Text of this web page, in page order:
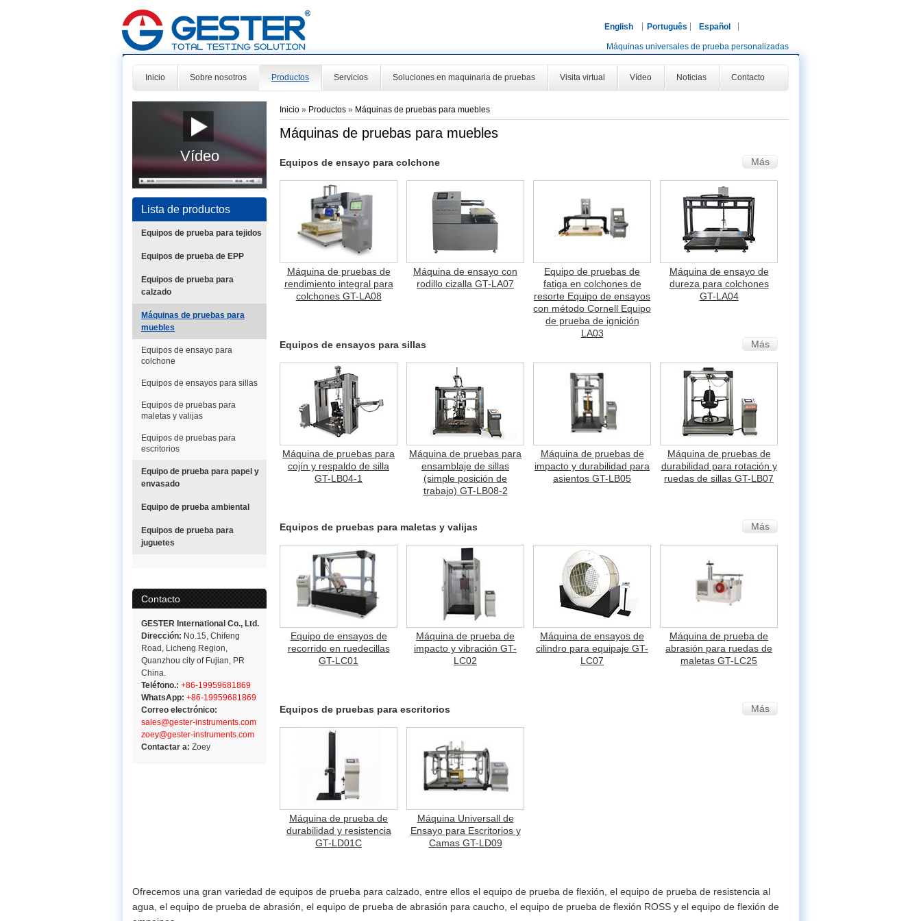
English Português Español
Máquinas universales de prueba personalizadas
Inicio Sobre nosotros Productos Servicios Soluciones en maquinaria de pruebas Visita virtual Vídeo Noticias Contacto
Vídeo
Lista de productos
Equipos de prueba para tejidos
Equipos de prueba de EPP
Equipos de prueba para
calzado
Máquinas de pruebas para
muebles
Equipos de ensayo para
colchone
Equipos de ensayos para sillas
Equipos de pruebas para
maletas y valijas
Equipos de pruebas para
escritorios
Equipo de prueba para papel y
envasado
Equipo de prueba ambiental
Equipos de prueba para
juguetes
Contacto
GESTER International Co., Ltd.
Dirección: No.15, Chifeng
Road, Licheng Region,
Quanzhou city of Fujian, PR
China.
Teléfono.: +86-19959681869
WhatsApp: +86-19959681869
Correo electrónico:
sales@gester-instruments.com
zoey@gester-instruments.com
Contactar a: Zoey
Inicio » Productos » Máquinas de pruebas para muebles
Máquinas de pruebas para muebles
Equipos de ensayo para colchone Más
Máquina de pruebas de
rendimiento integral para
colchones GT-LA08
Máquina de ensayo con
rodillo cizalla GT-LA07
Equipo de pruebas de
fatiga en colchones de
resorte Equipo de ensayos
con método Cornell Equipo
de prueba de ignición
LA03
Máquina de ensayo de
dureza para colchones
GT-LA04
Equipos de ensayos para sillas Más
Máquina de pruebas para
cojín y respaldo de silla
GT-LB04-1
Máquina de pruebas para
ensamblaje de sillas
(simple posición de
trabajo) GT-LB08-2
Máquina de pruebas de
impacto y durabilidad para
asientos GT-LB05
Máquina de pruebas de
durabilidad para rotación y
ruedas de sillas GT-LB07
Equipos de pruebas para maletas y valijas Más
Equipo de ensayos de
recorrido en ruedecillas
GT-LC01
Máquina de prueba de
impacto y vibración GT-
LC02
Máquina de ensayos de
cilindro para equipaje GT-
LC07
Máquina de prueba de
abrasión para ruedas de
maletas GT-LC25
Equipos de pruebas para escritorios Más
Máquina de prueba de
durabilidad y resistencia
GT-LD01C
Máquina Universall de
Ensayo para Escritorios y
Camas GT-LD09
Ofrecemos una gran variedad de equipos de prueba para calzado, entre ellos el equipo de prueba de flexión, el equipo de prueba de resistencia al
agua, el equipo de prueba de abrasión, el equipo de prueba de abrasión para caucho, el equipo de prueba de flexión ROSS y el equipo de flexión de